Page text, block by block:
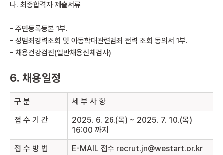
나. 최종합격자 제출서류
– 주민등록등본 1부.
– 성범죄경력조회 및 아동학대관련범죄 전력 조회 동의서 1부.
– 채용건강검진(일반채용신체검사)
6. 채용일정
구 분
세 부 사 항
접 수 기 간
2025. 6. 26.(목) ~ 2025. 7. 10.(목)
16:00 까지
접 수 방 법
E-MAIL 접수 recrut.jn@westart.or.kr